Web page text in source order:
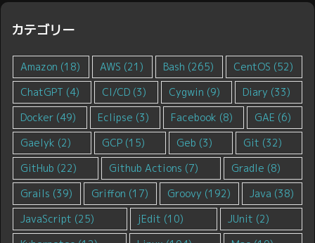
カテゴリー
Amazon (18) AWS (21) Bash (265) CentOS (52)
ChatGPT (4) CI/CD (3) Cygwin (9) Diary (33)
Docker (49) Eclipse (3) Facebook (8) GAE (6)
Gaelyk (2) GCP (15) Geb (3) Git (32)
GitHub (22) Github Actions (7) Gradle (8)
Grails (39) Griffon (17) Groovy (192) Java (38)
JavaScript (25) jEdit (10) JUnit (2)